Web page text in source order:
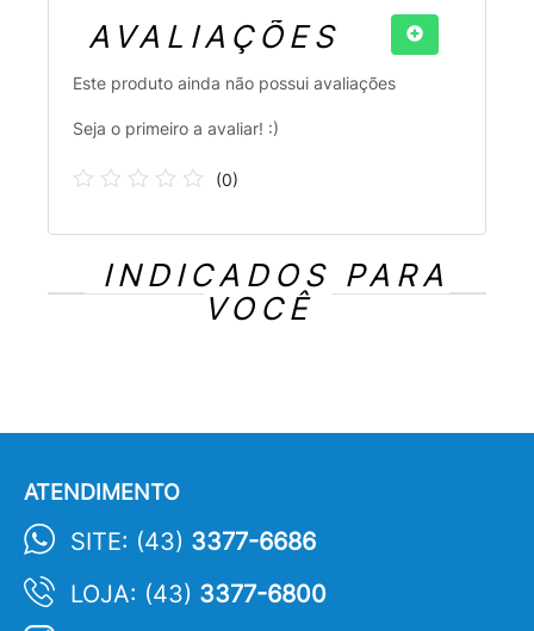
AVALIAÇÕES
Este produto ainda não possui avaliações
Seja o primeiro a avaliar! :)
(0)
INDICADOS PARA
VOCÊ
ATENDIMENTO
SITE: (43) 3377-6686
LOJA: (43) 3377-6800